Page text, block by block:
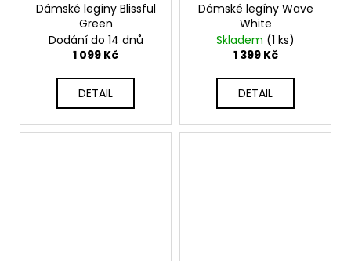
Dámské legíny Blissful
Green
Dodání do 14 dnů
1 099 Kč
DETAIL
Dámské legíny Wave
White
Skladem (1 ks)
1 399 Kč
DETAIL